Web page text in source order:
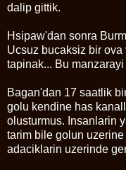
dalip gittik.
Hsipaw'dan sonra
Ucsuz bucaksiz bir
tapinak... Bu
Bagan'dan 17 saatlik
golu kendine has
olusturmus. Insanlarin
tarim bile golun
adaciklarin uzerinde